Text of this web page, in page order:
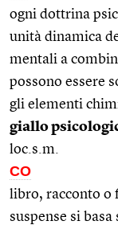
ogni dottrina
unità dinamica
mentali a
possono essere
gli elementi
giallo
loc.s.m.
CO
libro, racconto o
suspense si